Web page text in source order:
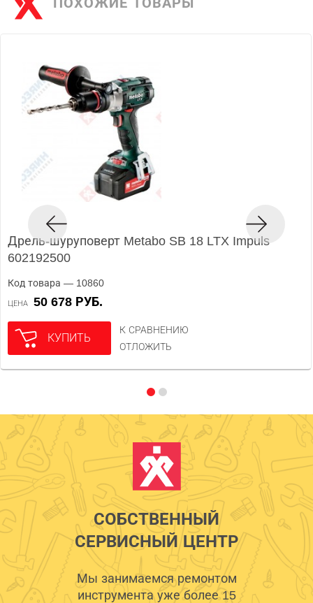
Дрель-шуруповерт Metabo SB 18 LTX Impuls
602192500
Код товара — 10860
ЦЕНА 50 678 РУБ.
КУПИТЬ
К СРАВНЕНИЮ
ОТЛОЖИТЬ
СОБСТВЕННЫЙ
СЕРВИСНЫЙ ЦЕНТР
Мы занимаемся ремонтом
инструмента уже более 15